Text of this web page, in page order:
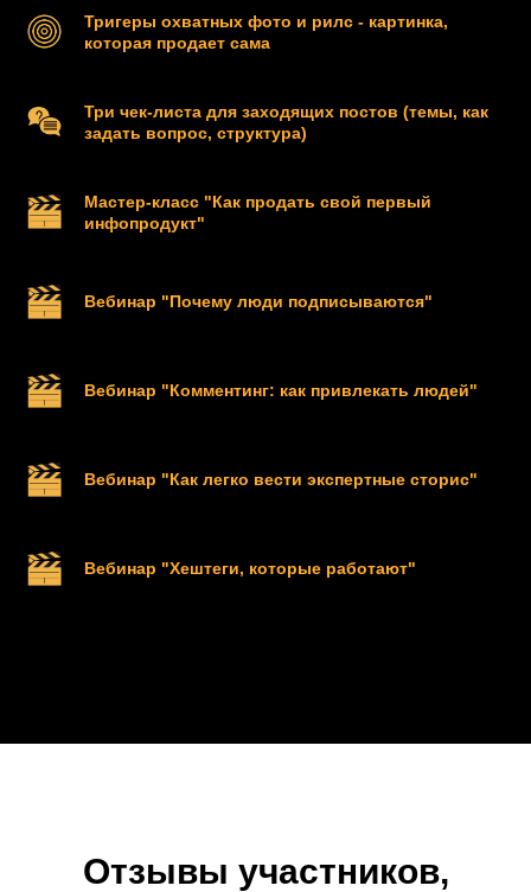
Тригеры охватных фото и рилс - картинка,
которая продает сама
Три чек-листа для заходящих постов (темы, как
задать вопрос, структура)
Мастер-класс "Как продать свой первый
инфопродукт"
Вебинар "Почему люди подписываются"
Вебинар "Комментинг: как привлекать людей"
Вебинар "Как легко вести экспертные сторис"
Вебинар "Хештеги, которые работают"
Отзывы участников,